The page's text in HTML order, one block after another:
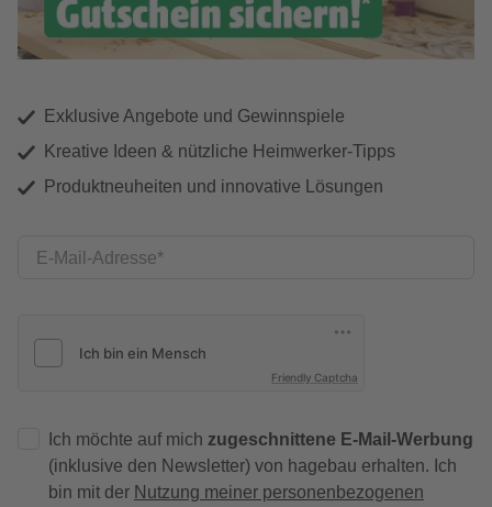
Exklusive Angebote und Gewinnspiele
Kreative Ideen & nützliche Heimwerker-Tipps
Produktneuheiten und innovative Lösungen
E-Mail-Adresse
Friendly Captcha
Ich möchte auf mich zugeschnittene E-Mail-Werbung
(inklusive den Newsletter) von hagebau erhalten. Ich
bin mit der Nutzung meiner personenbezogenen